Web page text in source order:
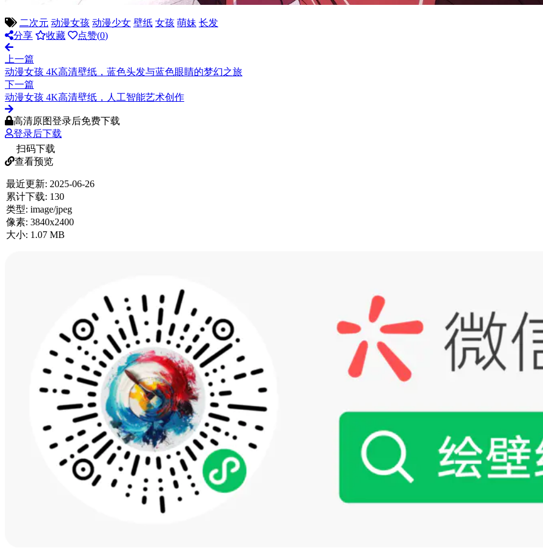
二次元 动漫女孩 动漫少女 壁纸 女孩 萌妹 长发
分享
收藏 点赞(0)
上一篇
动漫女孩 4K高清壁纸，蓝色头发与蓝色眼睛的梦幻之旅
下一篇
动漫女孩 4K高清壁纸，人工智能艺术创作
高清原图登录后免费下载
登录后下载
扫码下载
查看预览
最近更新: 2025-06-26
累计下载: 130
类型: image/jpeg
像素: 3840x2400
大小: 1.07 MB